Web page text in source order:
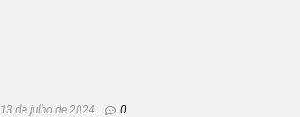
13 de julho de 2024 0